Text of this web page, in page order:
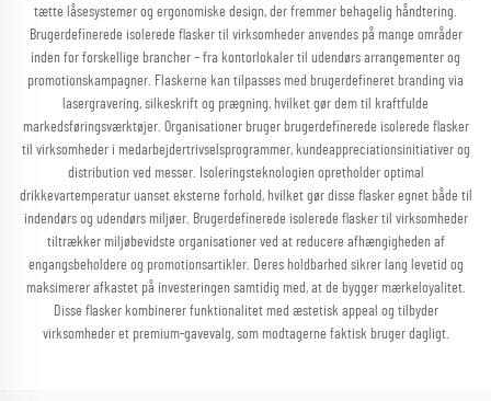
tætte låsesystemer og ergonomiske design, der fremmer behagelig håndtering.
Brugerdefinerede isolerede flasker til virksomheder anvendes på mange områder
inden for forskellige brancher – fra kontorlokaler til udendørs arrangementer og
promotionskampagner. Flaskerne kan tilpasses med brugerdefineret branding via
lasergravering, silkeskrift og prægning, hvilket gør dem til kraftfulde
markedsføringsværktøjer. Organisationer bruger brugerdefinerede isolerede flasker
til virksomheder i medarbejdertrivselsprogrammer, kundeappreciationsinitiativer og
distribution ved messer. Isoleringsteknologien opretholder optimal
drikkevartemperatur uanset eksterne forhold, hvilket gør disse flasker egnet både til
indendørs og udendørs miljøer. Brugerdefinerede isolerede flasker til virksomheder
tiltrækker miljøbevidste organisationer ved at reducere afhængigheden af
engangsbeholdere og promotionsartikler. Deres holdbarhed sikrer lang levetid og
maksimerer afkastet på investeringen samtidig med, at de bygger mærkeloyalitet.
Disse flasker kombinerer funktionalitet med æstetisk appeal og tilbyder
virksomheder et premium-gavevalg, som modtagerne faktisk bruger dagligt.